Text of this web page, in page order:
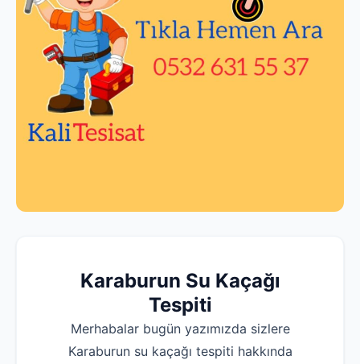
Karaburun Su Kaçağı
Tespiti
Merhabalar bugün yazımızda sizlere
Karaburun su kaçağı tespiti hakkında